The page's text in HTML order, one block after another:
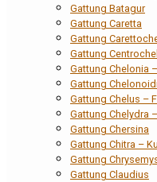
Gattung Batagur
Gattung Caretta
Gattung
Gattung
Gattung Chelonia
Gattung
Gattung Chelus –
Gattung Chelydra
Gattung Chersina
Gattung Chitra –
Gattung
Gattung Claudius